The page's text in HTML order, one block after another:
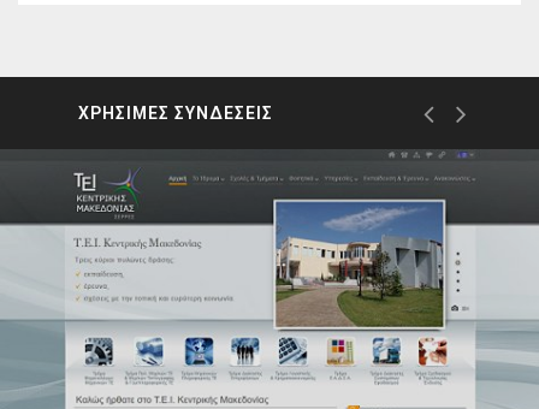
ΧΡΗΣΙΜΕΣ ΣΥΝΔΕΣΕΙΣ